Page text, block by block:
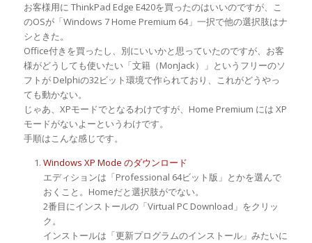
お客様用に ThinkPad Edge E420を買ったのはいいのですが、こ
のOSが「Windows 7 Home Premium 64」一択で他の選択肢はナ
シときた。
Office付きを買ったし、別にいいかと思っていたのですが、お客
様がどうしても使いたい「文籍（MonJack）」というフリーのソ
フトが Delphiの32ビット環境で作られており、これがどうやっ
ても動かない。
じゃあ、XPモードでとなるわけですが、Home Premium には XP
モードがないよーというわけです。
手順はこんな感じです。
Windows XP Mode のダウンロード
エディションは「Professional 64ビット版」とかを選んで
おくこと。Homeだと選択肢がでない。
2番目にインストールの「Virtual PC Download」をクリッ
ク。
インストールは「更新プログラムのインストール」みたいに